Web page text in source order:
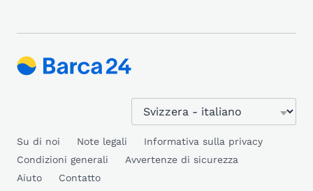
Su di noi Note legali
Informativa sulla privacy
Condizioni generali
Avvertenze di sicurezza
Aiuto
Contatto